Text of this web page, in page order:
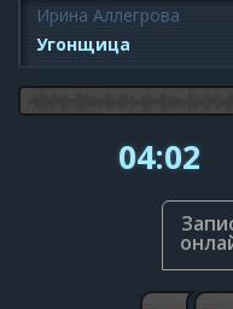
Ирина Аллегрова
Угонщица
04:02